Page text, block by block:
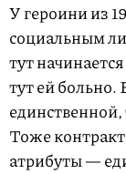
У героини из
социальным
тут
тут ей
Тоже контракт
атрибуты —